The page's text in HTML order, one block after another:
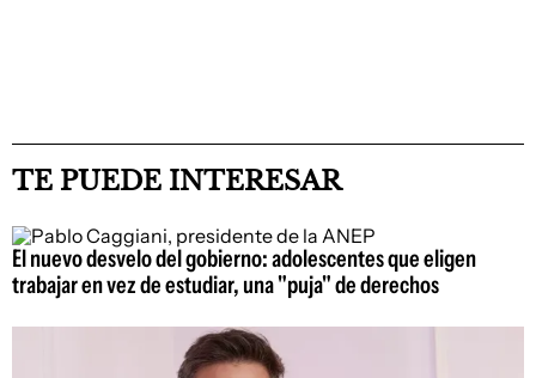
TE PUEDE INTERESAR
El nuevo desvelo del gobierno: adolescentes que eligen
trabajar en vez de estudiar, una "puja" de derechos